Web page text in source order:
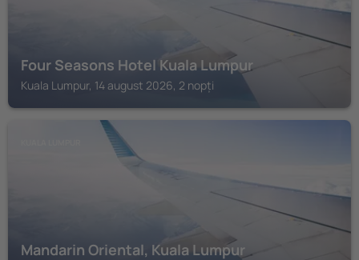
Four Seasons Hotel Kuala Lumpur
Kuala Lumpur, 14 august 2026, 2 nopți
Mandarin Oriental, Kuala Lumpur